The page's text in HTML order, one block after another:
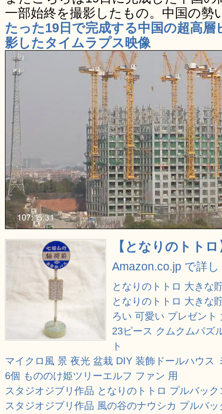
一部始終を撮影したもの。中国の勢
たった19日で完成する中国の超高層
影したタイムラプス映像
【となりのトト
Amazon.co.jp で詳
となりのトトロ 大きな
となりのトトロ 大きな
ろい 可愛い プレゼント
23ピース クムクムパズ
ト
マイクロ風 景 夜光 盆栽 DIY 装飾ドールハウス
6個 もののけ姫ツリーエルフ ファン 用
スタジオジブリ作品 となりのトトロ プルバッ
スタジオジブリ作品 風の谷のナウシカ プルバ